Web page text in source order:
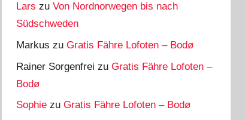
Lars zuVon Nordnorwegen bis nach
Südschweden
Markus zuGratis Fähre Lofoten – Bodø
Rainer Sorgenfrei zuGratis Fähre Lofoten –
Bodø
Sophie zuGratis Fähre Lofoten – Bodø